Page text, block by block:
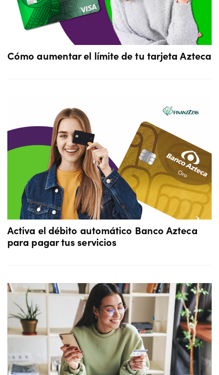
Cómo aumentar el límite de tu tarjeta Azteca
Activa el débito automático Banco Azteca
para pagar tus servicios